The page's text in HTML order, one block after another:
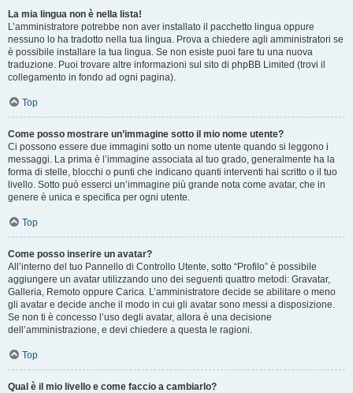
La mia lingua non è nella lista!
L’amministratore potrebbe non aver installato il pacchetto lingua oppure
nessuno lo ha tradotto nella tua lingua. Prova a chiedere agli amministratori se
è possibile installare la tua lingua. Se non esiste puoi fare tu una nuova
traduzione. Puoi trovare altre informazioni sul sito di phpBB Limited (trovi il
collegamento in fondo ad ogni pagina).
Top
Come posso mostrare un’immagine sotto il mio nome utente?
Ci possono essere due immagini sotto un nome utente quando si leggono i
messaggi. La prima è l’immagine associata al tuo grado, generalmente ha la
forma di stelle, blocchi o punti che indicano quanti interventi hai scritto o il tuo
livello. Sotto può esserci un’immagine più grande nota come avatar, che in
genere è unica e specifica per ogni utente.
Top
Come posso inserire un avatar?
All’interno del tuo Pannello di Controllo Utente, sotto “Profilo” è possibile
aggiungere un avatar utilizzando uno dei seguenti quattro metodi: Gravatar,
Galleria, Remoto oppure Carica. L’amministratore decide se abilitare o meno
gli avatar e decide anche il modo in cui gli avatar sono messi a disposizione.
Se non ti è concesso l’uso degli avatar, allora è una decisione
dell’amministrazione, e devi chiedere a questa le ragioni.
Top
Qual è il mio livello e come faccio a cambiarlo?